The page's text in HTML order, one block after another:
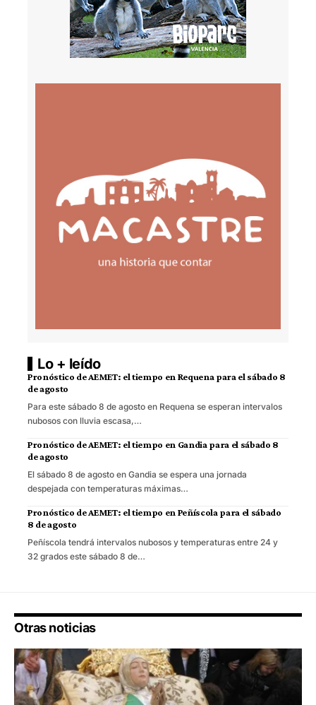
Lo + leído
Pronóstico de AEMET: el tiempo en Requena para el sábado 8
de agosto
Para este sábado 8 de agosto en Requena se esperan intervalos
nubosos con lluvia escasa,…
Pronóstico de AEMET: el tiempo en Gandia para el sábado 8
de agosto
El sábado 8 de agosto en Gandia se espera una jornada
despejada con temperaturas máximas…
Pronóstico de AEMET: el tiempo en Peñíscola para el sábado
8 de agosto
Peñíscola tendrá intervalos nubosos y temperaturas entre 24 y
32 grados este sábado 8 de…
Otras noticias